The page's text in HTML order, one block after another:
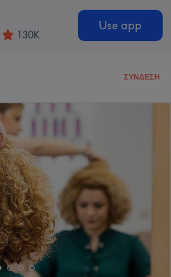
130K
Use app
ΣΎΝΔΕΣΗ